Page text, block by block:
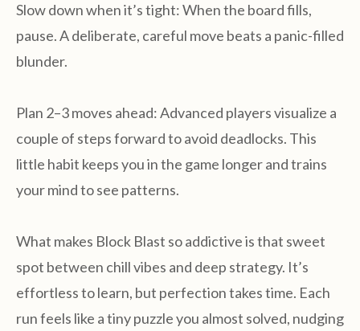
Slow down when it’s tight: When the board fills,
pause. A deliberate, careful move beats a panic-filled
blunder.
Plan 2–3 moves ahead: Advanced players visualize a
couple of steps forward to avoid deadlocks. This
little habit keeps you in the game longer and trains
your mind to see patterns.
What makes Block Blast so addictive is that sweet
spot between chill vibes and deep strategy. It’s
effortless to learn, but perfection takes time. Each
run feels like a tiny puzzle you almost solved, nudging